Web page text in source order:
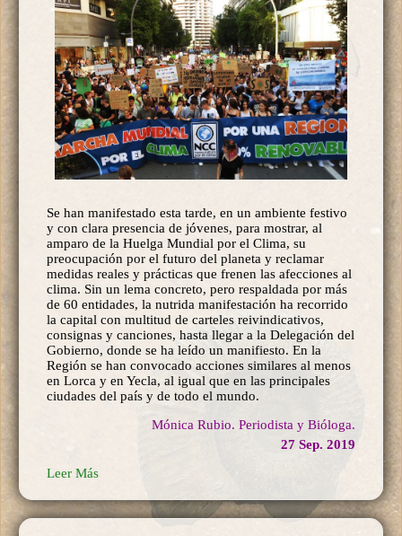
Se han manifestado esta tarde, en un ambiente festivo
y con clara presencia de jóvenes, para mostrar, al
amparo de la Huelga Mundial por el Clima, su
preocupación por el futuro del planeta y reclamar
medidas reales y prácticas que frenen las afecciones al
clima. Sin un lema concreto, pero respaldada por más
de 60 entidades, la nutrida manifestación ha recorrido
la capital con multitud de carteles reivindicativos,
consignas y canciones, hasta llegar a la Delegación del
Gobierno, donde se ha leído un manifiesto. En la
Región se han convocado acciones similares al menos
en Lorca y en Yecla, al igual que en las principales
ciudades del país y de todo el mundo.
Mónica Rubio. Periodista y Bióloga.
27 Sep. 2019
Leer Más